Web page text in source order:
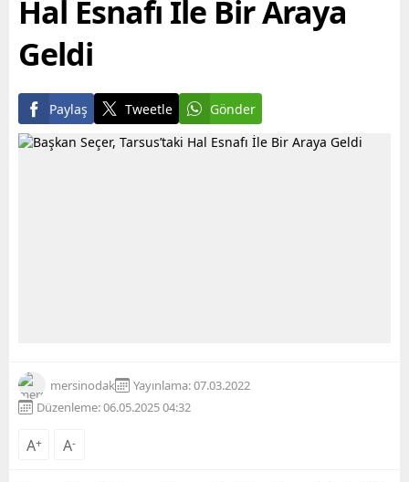
Hal Esnafı İle Bir Araya
Geldi
Paylaş Tweetle Gönder
mersinodak
Yayınlama: 07.03.2022
Düzenleme: 06.05.2025 04:32
A+ A-